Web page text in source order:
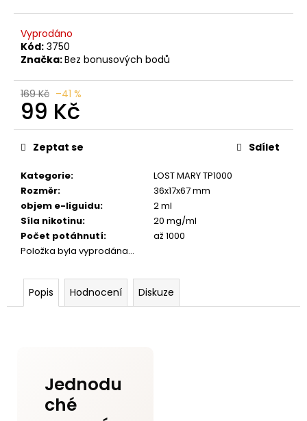
Vyprodáno
Kód: 3750
Značka:Bez bonusových bodů
169 Kč –41 %
99 Kč
Měrná
cena:
Kategorie:
LOST MARY TP1000
Rozměr:
36x17x67 mm
objem e-liguidu:
2 ml
Síla nikotinu:
20 mg/ml
Počet potáhnutí:
až 1000
Položka byla vyprodána…
Zeptat se Sdílet
Popis Hodnocení Diskuze
Jednodu
ché
u
č
u
e
m
JDI
GRAPE
ROMIO
POD
20MG
89
Kč
Původně:
109
Kč